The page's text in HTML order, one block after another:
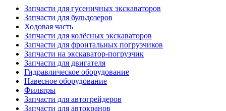
Запчасти для гусеничных экскаваторов
Запчасти для бульдозеров
Ходовая часть
Запчасти для колёсных экскаваторов
Запчасти для фронтальных погрузчиков
Запчасти на экскаватор-погрузчик
Запчасти для двигателя
Гидравлическое оборудование
Навесное оборудование
Фильтры
Запчасти для автогрейдеров
Запчасти для автокранов